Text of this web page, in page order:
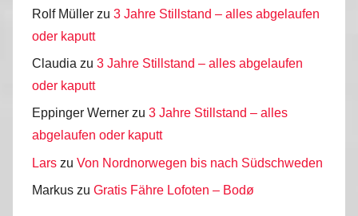
Rolf Müller zu 3 Jahre Stillstand – alles abgelaufen
oder kaputt
Claudia zu 3 Jahre Stillstand – alles abgelaufen
oder kaputt
Eppinger Werner zu 3 Jahre Stillstand – alles
abgelaufen oder kaputt
Lars zu Von Nordnorwegen bis nach Südschweden
Markus zu Gratis Fähre Lofoten – Bodø